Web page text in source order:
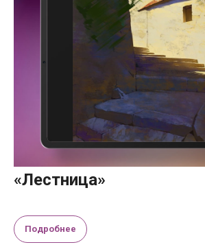
«Лестница»
Подробнее